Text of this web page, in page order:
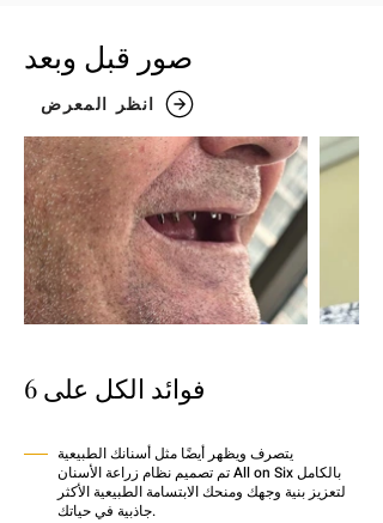
صور قبل وبعد
انظر المعرض
فوائد الكل على 6
يتصرف ويظهر أيضًا مثل أسنانك الطبيعية
تم تصميم نظام زراعة الأسنان All on Six بالكامل
لتعزيز بنية وجهك ومنحك الابتسامة الطبيعية الأكثر
جاذبية في حياتك.